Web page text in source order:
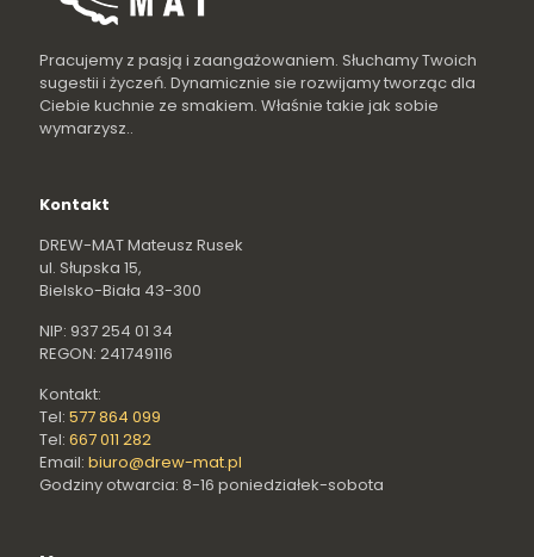
Pracujemy z pasją i zaangażowaniem. Słuchamy Twoich
sugestii i życzeń. Dynamicznie sie rozwijamy tworząc dla
Ciebie kuchnie ze smakiem. Właśnie takie jak sobie
wymarzysz..
Kontakt
DREW-MAT Mateusz Rusek
ul. Słupska 15,
Bielsko-Biała 43-300
NIP: 937 254 01 34
REGON: 241749116
Kontakt:
Tel: 577 864 099
Tel: 667 011 282
Email: biuro@drew-mat.pl
Godziny otwarcia: 8-16 poniedziałek-sobota